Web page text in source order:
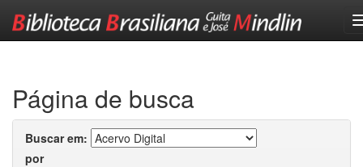
Página de busca
Buscar em:
por